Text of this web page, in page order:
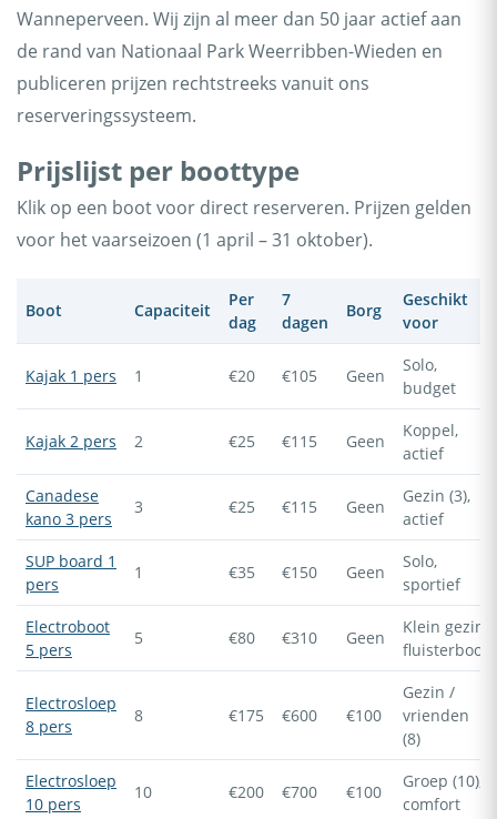
Wanneperveen. Wij zijn al meer dan 50 jaar actief aan
de rand van Nationaal Park Weerribben-Wieden en
publiceren prijzen rechtstreeks vanuit ons
reserveringssysteem.
Prijslijst per boottype
Klik op een boot voor direct reserveren. Prijzen gelden
voor het vaarseizoen (1 april – 31 oktober).
Boot Capaciteit
Per
dag
7
dagen
Borg
Geschikt
voor
Kajak 1 pers 1 €20 €105 Geen
Solo,
budget
Kajak 2 pers 2 €25 €115 Geen
Koppel,
actief
Canadese
kano 3 pers
3 €25 €115 Geen
Gezin (3),
actief
SUP board 1
pers
1 €35 €150 Geen
Solo,
sportief
Electroboot
5 pers
5 €80 €310 Geen
Klein gezin,
fluisterboot
Electrosloep
8 pers
8 €175 €600 €100
Gezin /
vrienden
(8)
Electrosloep
10 pers
10 €200 €700 €100
Groep (10),
comfort